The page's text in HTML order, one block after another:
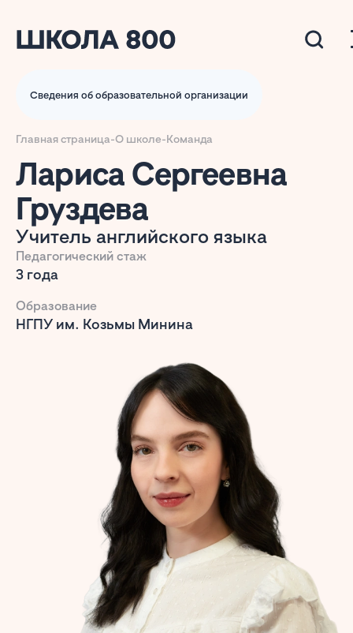
Сведения об образовательной организации
Главная страница-О школе-Команда
Лариса Сергеевна
Груздева
Учитель английского языка
Педагогический стаж
3 года
Образование
НГПУ им. Козьмы Минина